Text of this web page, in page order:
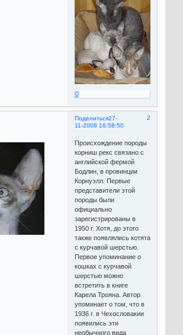
0
Поделиться 2
27-
11-2008 16:58:50
Происхождение породы
корниш рекс связано с
английской фермой
Бодлин, в провинции
Корнуэлл. Первые
представители этой
породы были
официально
зарегистрированы в
1950 г. Хотя, до этого
также появлялись котята
с курчавой шерстью.
Первое упоминание о
кошках с курчавой
шерстью можно
встретить в книге
Карела Трояна. Автор
упоминает о том, что в
1936 г. в Чехословакии
появились эти
необычного вида